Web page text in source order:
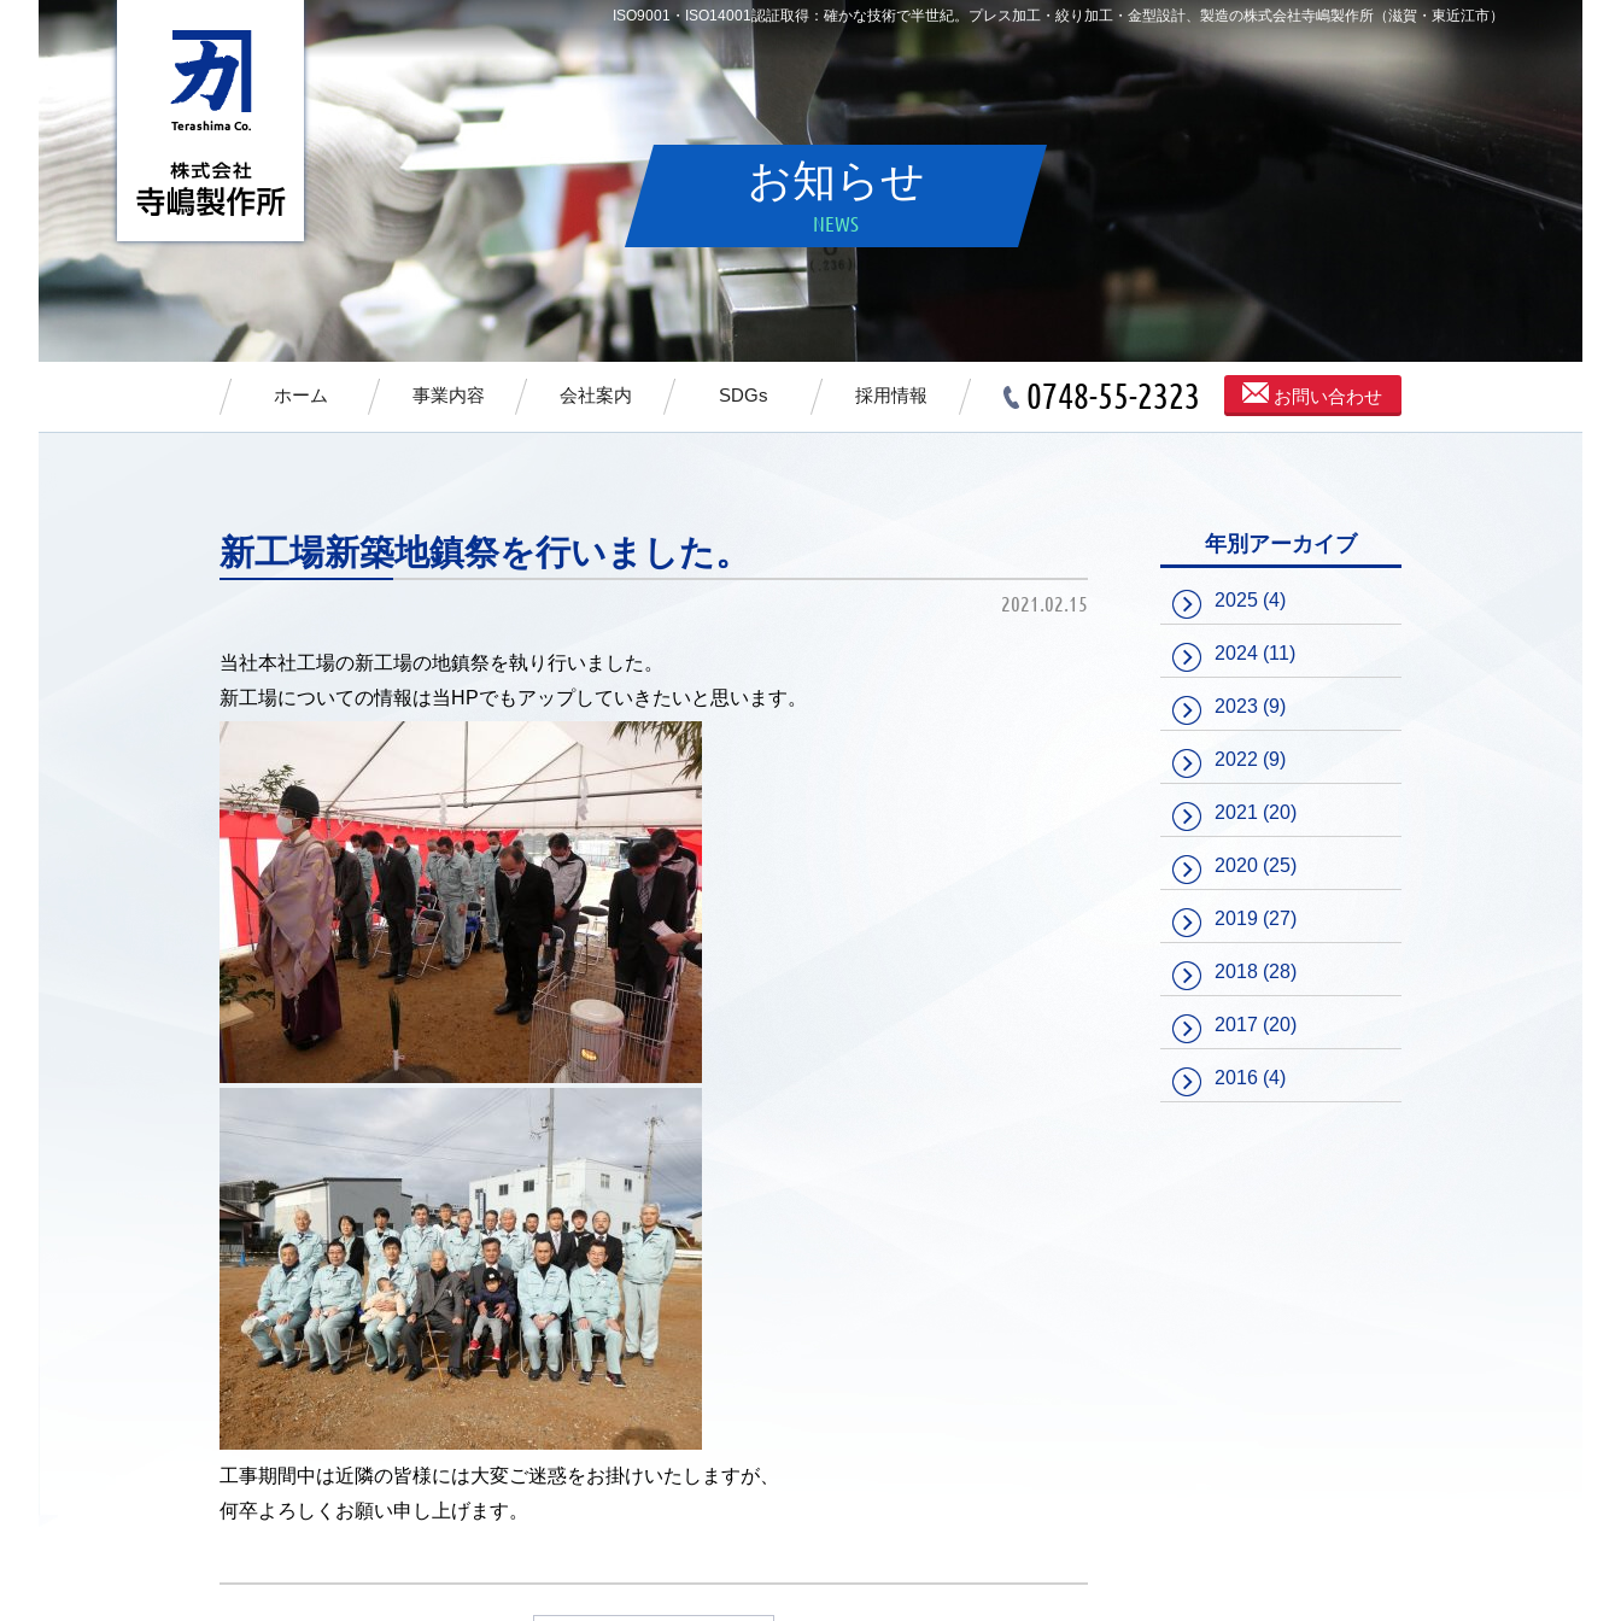
ISO9001・ISO14001認証取得：確かな技術で半世紀。プレス加工・絞り加工・金型設計、製造の株式会社寺嶋製作所（滋賀・東近江市）
お知らせ
NEWS
ホーム 事業内容 会社案内 SDGs 採用情報 0748-55-2323 お問い合わせ
新工場新築地鎮祭を行いました。
2021.02.15
当社本社工場の新工場の地鎮祭を執り行いました。
新工場についての情報は当HPでもアップしていきたいと思います。
工事期間中は近隣の皆様には大変ご迷惑をお掛けいたしますが、
何卒よろしくお願い申し上げます。
年別アーカイブ
2025 (4)
2024 (11)
2023 (9)
2022 (9)
2021 (20)
2020 (25)
2019 (27)
2018 (28)
2017 (20)
2016 (4)